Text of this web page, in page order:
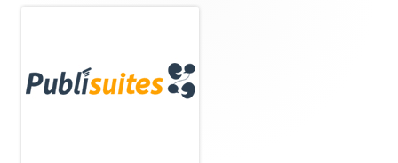
lateral
principal